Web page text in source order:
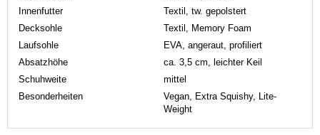
Innenfutter
Textil, tw. gepolstert
Decksohle
Textil, Memory Foam
Laufsohle
EVA, angeraut, profiliert
Absatzhöhe
ca. 3,5 cm, leichter Keil
Schuhweite
mittel
Besonderheiten
Vegan, Extra Squishy, Lite-
Weight